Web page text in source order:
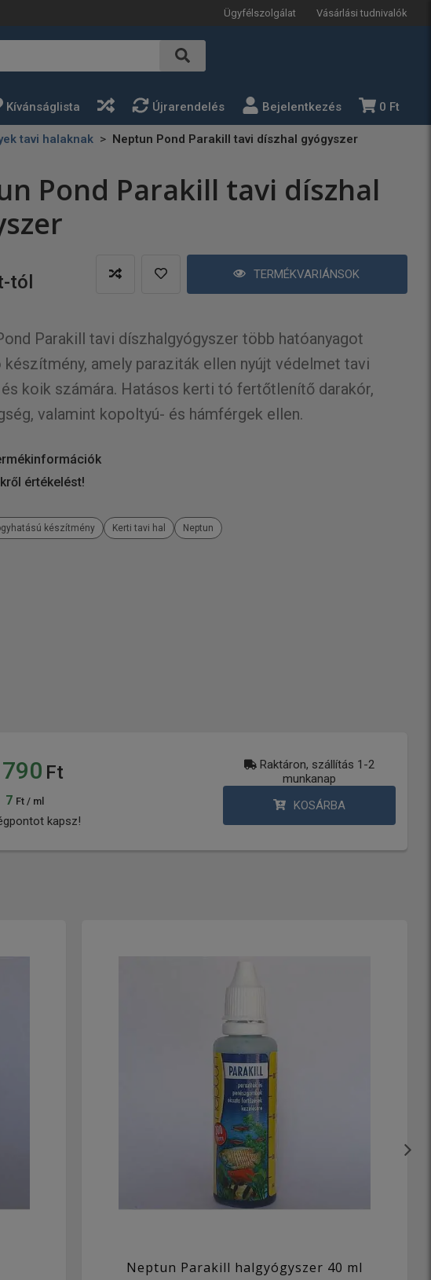
Ügyfélszolgálat Vásárlási tudnivalók
Kívánságlista Újrarendelés Bejelentkezés 0 Ft
tavi halaknak Neptun Pond Parakill tavi díszhal gyógyszer
Pond Parakill tavi díszhal
tól TERMÉKVARIÁNSOK
Parakill tavi díszhalgyógyszer több hatóanyagot
amely paraziták ellen nyújt védelmet tavi
és koik számára. Hatásos kerti tó fertőtlenítő darakór,
valamint kopoltyú- és hámférgek ellen.
értékelést!
készítmény Kerti tavi hal Neptun
790 Ft
7 Ft / ml
kapsz!
Raktáron, szállítás 1-2
munkanap
KOSÁRBA
Neptun Parakill halgyógyszer 40 ml